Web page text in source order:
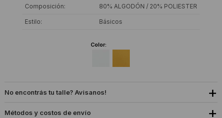
Composición 80% ALGODÓN / 20% POLIESTER
Estilo Básicos
Color:
No encontrás tu talle? Avisanos!
Métodos y costos de envío